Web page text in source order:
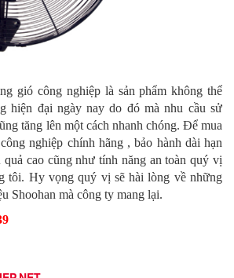
gió công nghiệp là sản phẩm không thể
hiện đại ngày nay do đó mà nhu cầu sử
tăng lên một cách nhanh chóng. Để mua
nghiệp chính hãng , bảo hành dài hạn
quả cao cũng như tính năng an toàn quý vị
tôi. Hy vọng quý vị sẽ hài lòng về những
Shoohan mà công ty mang lại.